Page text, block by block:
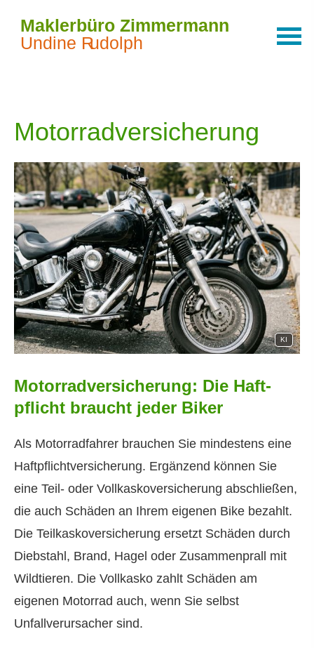
Motor­rad­ver­sicherung
KI
Motor­rad­ver­sicherung: Die Haft­
pflicht braucht jeder Biker
Als Motorradfahrer brauchen Sie mindestens eine
Haft­pflichtversicherung. Ergänzend können Sie
eine Teil- oder Vollkaskoversicherung abschließen,
die auch Schäden an Ihrem eigenen Bike bezahlt.
Die Teilkaskoversicherung ersetzt Schäden durch
Diebstahl, Brand, Hagel oder Zusammenprall mit
Wildtieren. Die Vollkasko zahlt Schäden am
eigenen Motorrad auch, wenn Sie selbst
Unfallverursacher sind.